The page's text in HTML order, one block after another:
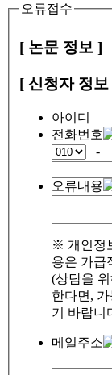
오류접수
[ 논문 정보 ]
[ 신청자 정보
아이디
전화번호
-
오류내용
※ 개인정
용은 가급
(상담을
한다면,
기 바랍니
메일주소